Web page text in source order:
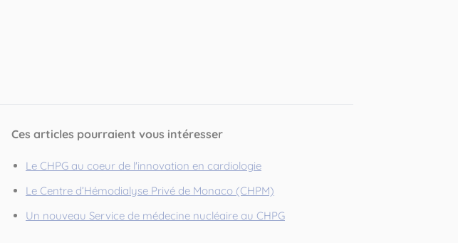
Ces articles pourraient vous intéresser
Le CHPG au coeur de l'innovation en cardiologie
Le Centre d’Hémodialyse Privé de Monaco (CHPM)
Un nouveau Service de médecine nucléaire au CHPG